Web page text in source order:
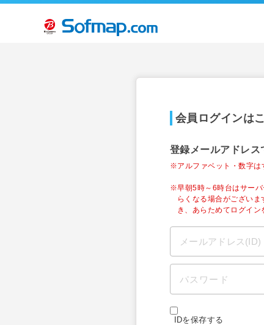
会員ログインは
登録メールアドレス
※アルファベット・数字は
※早朝5時～6時台はサー
らくなる場合がござい
き、あらためてログイン
IDを保存する